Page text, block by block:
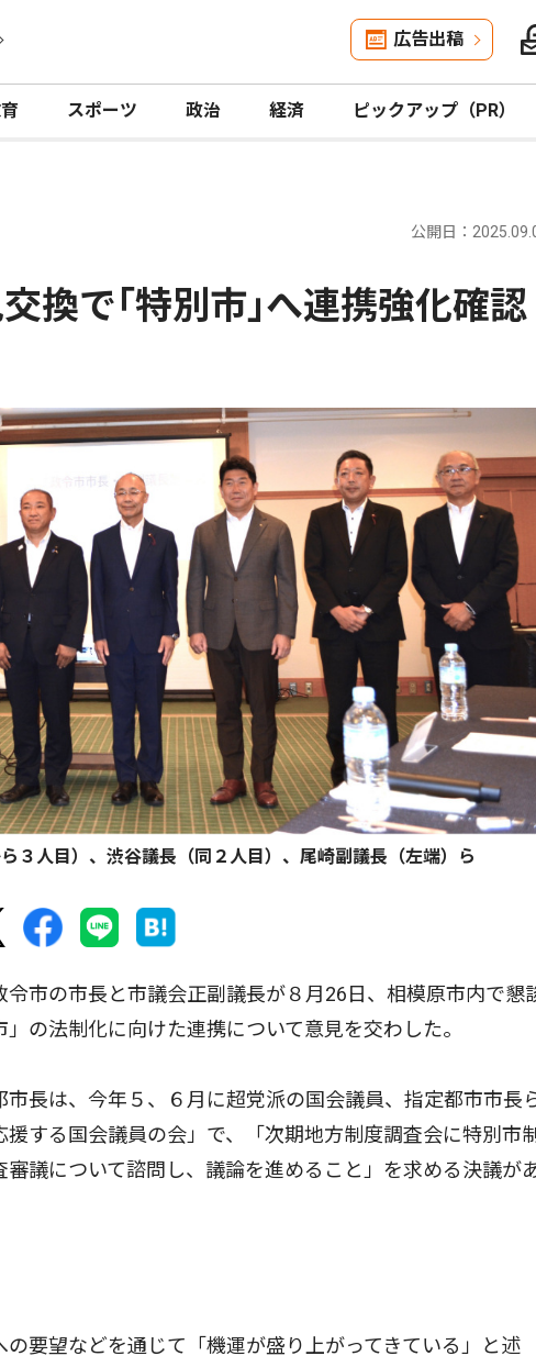
広告出稿
スポーツ 政治 経済 ピックアップ（PR）
公開日：
換で｢特別市｣へ連携強化確認
３人目）、渋谷議長（同２人目）、尾崎副議長（左端）ら
市の市長と市議会正副議長が８月26日、相模原市内で懇
の法制化に向けた連携について意見を交わした。
長は、今年５、６月に超党派の国会議員、指定都市市長
する国会議員の会」で、「次期地方制度調査会に特別市制
議について諮問し、議論を進めること」を求める決議が
要望などを通じて「機運が盛り上がってきている」と述